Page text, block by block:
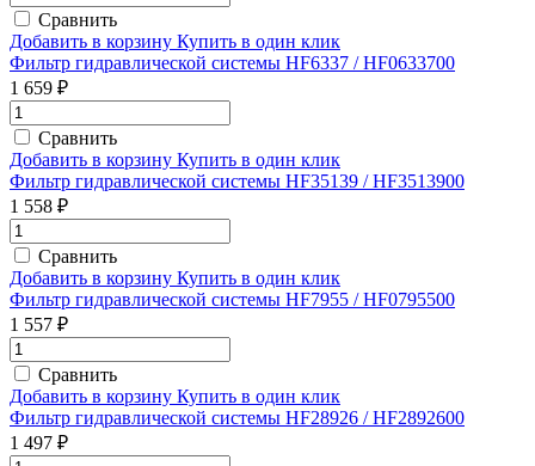
Сравнить
Добавить в корзину Купить в один клик
Фильтр гидравлической системы HF6337 / HF0633700
1 659 ₽
Сравнить
Добавить в корзину Купить в один клик
Фильтр гидравлической системы HF35139 / HF3513900
1 558 ₽
Сравнить
Добавить в корзину Купить в один клик
Фильтр гидравлической системы HF7955 / HF0795500
1 557 ₽
Сравнить
Добавить в корзину Купить в один клик
Фильтр гидравлической системы HF28926 / HF2892600
1 497 ₽